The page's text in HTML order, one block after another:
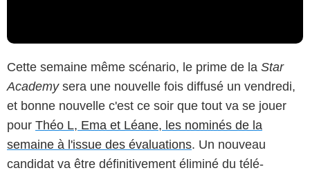
Cette semaine même scénario, le prime de la Star
Academy sera une nouvelle fois diffusé un vendredi,
et bonne nouvelle c'est ce soir que tout va se jouer
pour Théo L, Ema et Léane, les nominés de la
semaine à l'issue des évaluations. Un nouveau
candidat va être définitivement éliminé du télé-